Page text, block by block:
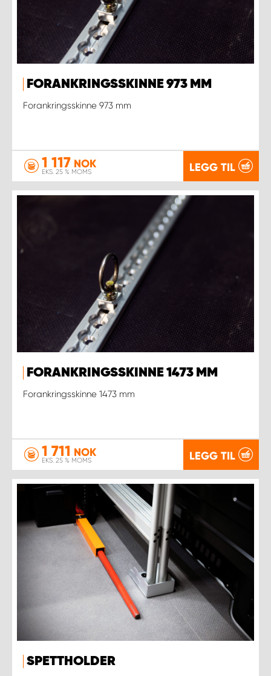
FORANKRINGSSKINNE 973 MM
Forankringsskinne 973 mm
1 117 NOK
EKS. 25 % MOMS LEGG TIL
FORANKRINGSSKINNE 1473 MM
Forankringsskinne 1473 mm
1 711 NOK
EKS. 25 % MOMS LEGG TIL
SPETTHOLDER